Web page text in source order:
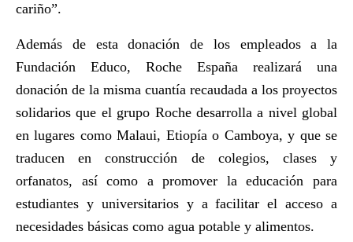
cariño”.
Además de esta donación de los empleados a la
Fundación Educo, Roche España realizará una
donación de la misma cuantía recaudada a los proyectos
solidarios que el grupo Roche desarrolla a nivel global
en lugares como Malaui, Etiopía o Camboya, y que se
traducen en construcción de colegios, clases y
orfanatos, así como a promover la educación para
estudiantes y universitarios y a facilitar el acceso a
necesidades básicas como agua potable y alimentos.